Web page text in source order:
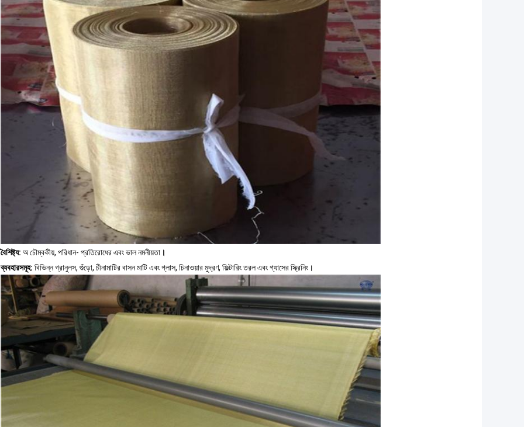
বৈশিষ্ট্য: অ চৌম্বকীয়, পরিধান- প্রতিরোধের এবং ভাল নমনীয়তা ।
ব্যবহারসমূহ: বিভিন্ন গ্রানুলস, গুঁড়ো, চীনামাটির বাসন মাটি এবং গ্লাস, চিনাওয়ার মুদ্রণ, ফিল্টারিং তরল এবং গ্যাসের স্ক্রিনিং।